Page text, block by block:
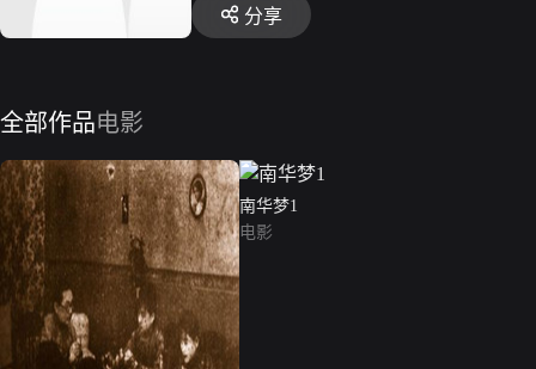
分享
全部作品电影
南华梦1
电影